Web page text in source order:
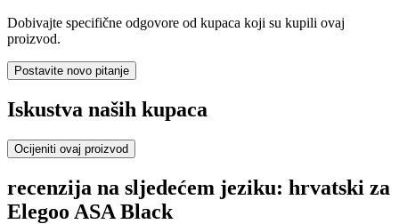
Dobivajte specifične odgovore od kupaca koji su kupili ovaj
proizvod.
Postavite novo pitanje
Iskustva naših kupaca
Ocijeniti ovaj proizvod
recenzija na sljedećem jeziku: hrvatski za
Elegoo ASA Black